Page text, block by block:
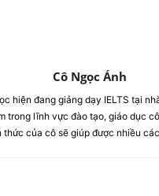
Cô Ngọc Ánh
hiện đang giảng dạy IELTS tại
trong lĩnh vực đào tạo, giáo dục
thức của cô sẽ giúp được nhiều